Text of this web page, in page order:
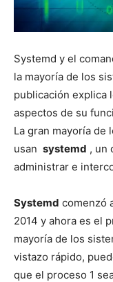
Systemd y el
la mayoría de los
publicación explica
aspectos de su
La gran mayoría de
usan systemd , un
administrar e
Systemd comenzó
2014 y ahora es el
mayoría de los
vistazo rápido,
que el proceso 1